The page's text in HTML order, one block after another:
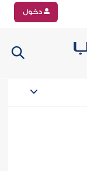
دخول